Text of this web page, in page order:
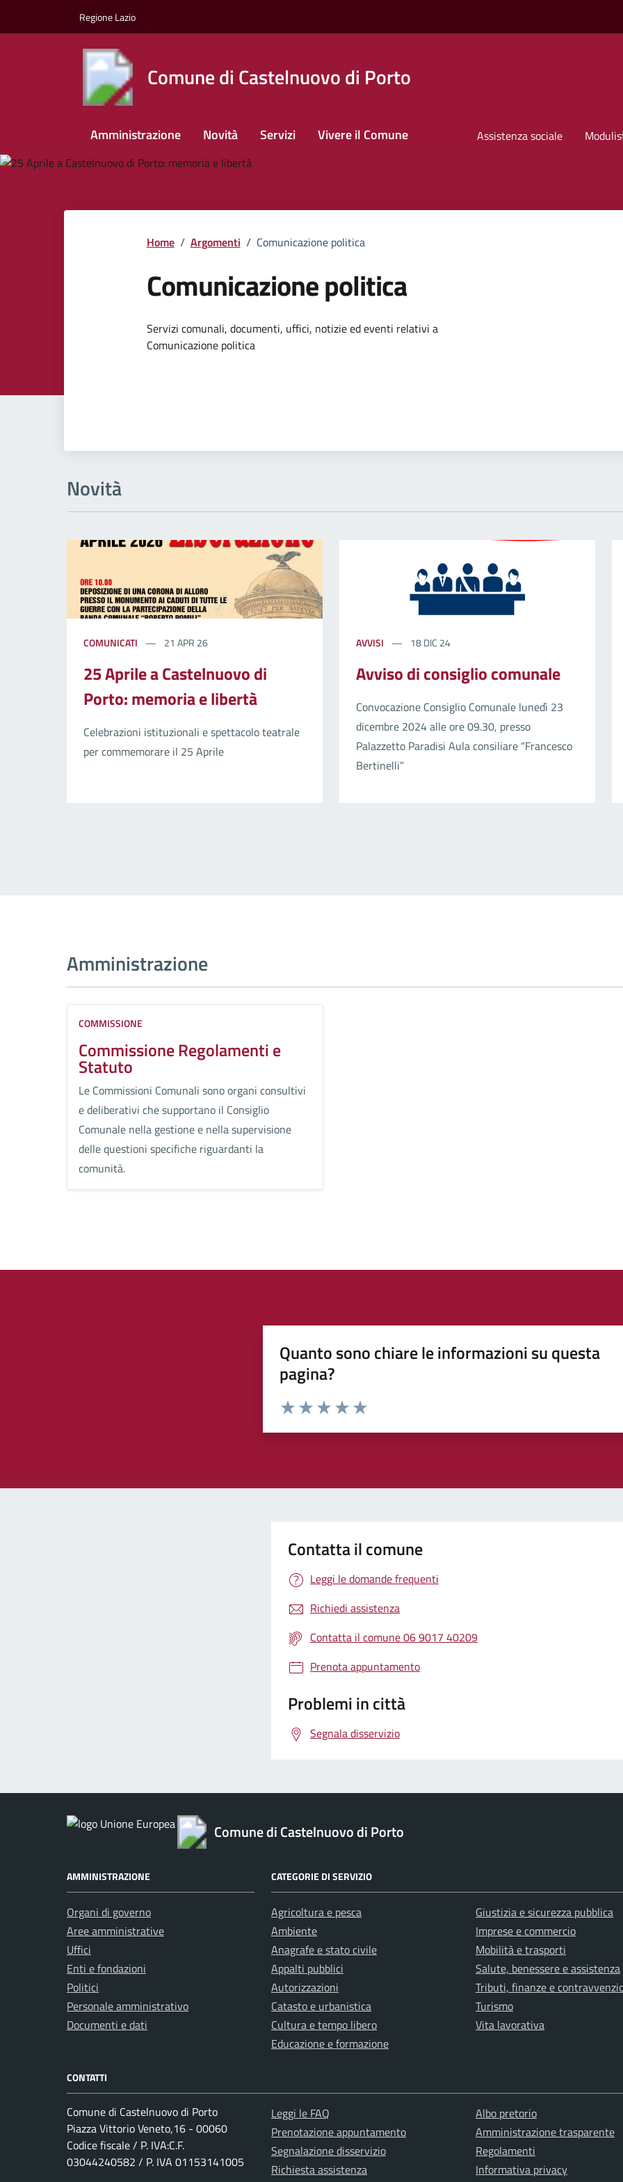
Regione Lazio
Comune di Castelnuovo di Porto
Amministrazione Novità Servizi Vivere il Comune Assistenza sociale
Home / Argomenti / Comunicazione politica
Comunicazione politica
Dettagli dell'argomento
Servizi comunali, documenti, uffici, notizie ed eventi relativi a
Comunicazione politica
Novità
COMUNICATI 21 APR 26
25 Aprile a Castelnuovo di
Porto: memoria e libertà
Celebrazioni istituzionali e spettacolo teatrale
per commemorare il 25 Aprile
AVVISI 18 DIC 24
Avviso di consiglio comunale
Convocazione Consiglio Comunale lunedì 23
dicembre 2024 alle ore 09.30, presso
Palazzetto Paradisi Aula consiliare “Francesco
Bertinelli”
Amministrazione
COMMISSIONE
Commissione Regolamenti e
Statuto
Le Commissioni Comunali sono organi consultivi
e deliberativi che supportano il Consiglio
Comunale nella gestione e nella supervisione
delle questioni specifiche riguardanti la
comunità.
Quanto sono chiare le informazioni su questa
pagina?
Contatta il comune
Leggi le domande frequenti
Richiedi assistenza
Contatta il comune 06 9017 40209
Prenota appuntamento
Problemi in città
Segnala disservizio
Comune di Castelnuovo di Porto
AMMINISTRAZIONE
Organi di governo
Aree amministrative
Uffici
Enti e fondazioni
Politici
Personale amministrativo
Documenti e dati
CATEGORIE DI SERVIZIO
Agricoltura e pesca
Ambiente
Anagrafe e stato civile
Appalti pubblici
Autorizzazioni
Catasto e urbanistica
Cultura e tempo libero
Educazione e formazione
Giustizia e sicurezza pubblica
Imprese e commercio
Mobilità e trasporti
Salute, benessere e assistenza
Tributi, finanze e
Turismo
Vita lavorativa
CONTATTI
Comune di Castelnuovo di Porto
Piazza Vittorio Veneto,16 - 00060
Codice fiscale / P. IVA:C.F.
03044240582 / P. IVA 01153141005
Leggi le FAQ
Prenotazione appuntamento
Segnalazione disservizio
Richiesta assistenza
Albo pretorio
Amministrazione trasparente
Regolamenti
Informativa privacy